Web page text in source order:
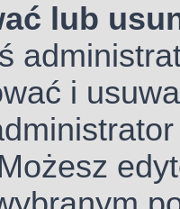
lub
i